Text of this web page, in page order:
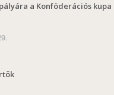
a Konföderációs kupa